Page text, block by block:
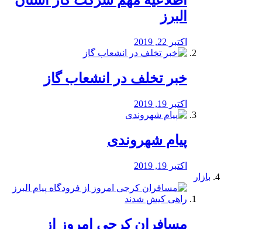
البرز
اکتبر 22, 2019
خبر تخلف در انشعاب گاز
اکتبر 19, 2019
پیام شهروندی
اکتبر 19, 2019
بازار
مسافران کرجی امروز از